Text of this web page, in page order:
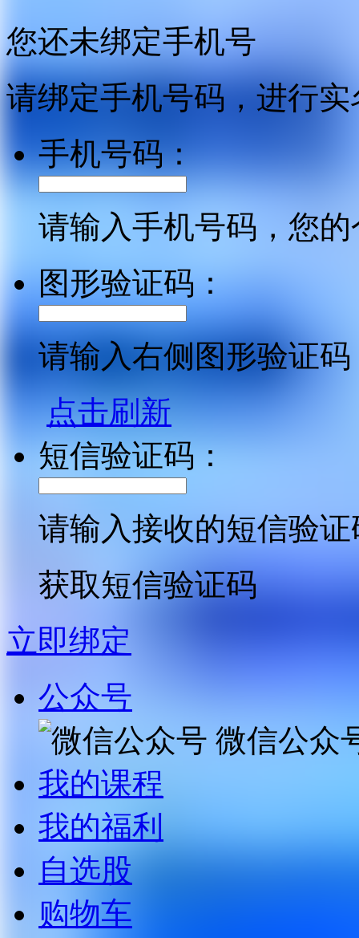
您还未绑定手机号
请绑定手机号码，进行
手机号码：
请输入手机号码，您
图形验证码：
请输入右侧图形验证码
点击刷新
短信验证码：
请输入接收的短信验证
获取短信验证码
立即绑定
公众号
微信公众
我的课程
我的福利
自选股
购物车